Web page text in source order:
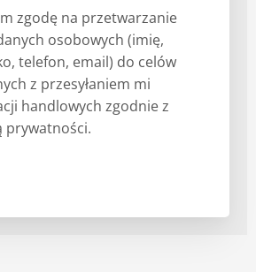
zgodę na przetwarzanie
osobowych (imię,
telefon, email) do celów
z przesyłaniem mi
handlowych zgodnie z
prywatności.